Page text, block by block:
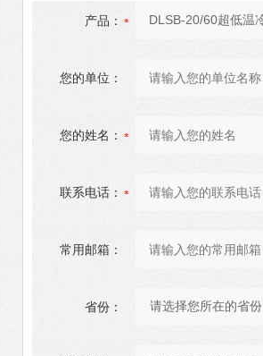
产品：
您的单位：
您的姓名：
联系电话：
常用邮箱：
省份：